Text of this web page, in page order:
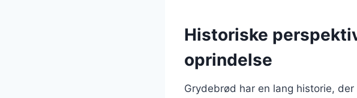
Historiske
oprindelse
Grydebrød har en lang historie,